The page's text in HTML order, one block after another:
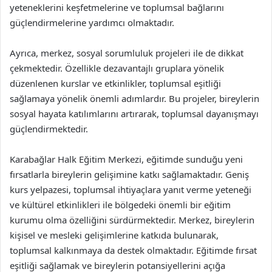
yeteneklerini keşfetmelerine ve toplumsal bağlarını
güçlendirmelerine yardımcı olmaktadır.
Ayrıca, merkez, sosyal sorumluluk projeleri ile de dikkat
çekmektedir. Özellikle dezavantajlı gruplara yönelik
düzenlenen kurslar ve etkinlikler, toplumsal eşitliği
sağlamaya yönelik önemli adımlardır. Bu projeler, bireylerin
sosyal hayata katılımlarını artırarak, toplumsal dayanışmayı
güçlendirmektedir.
Karabağlar Halk Eğitim Merkezi, eğitimde sunduğu yeni
fırsatlarla bireylerin gelişimine katkı sağlamaktadır. Geniş
kurs yelpazesi, toplumsal ihtiyaçlara yanıt verme yeteneği
ve kültürel etkinlikleri ile bölgedeki önemli bir eğitim
kurumu olma özelliğini sürdürmektedir. Merkez, bireylerin
kişisel ve mesleki gelişimlerine katkıda bulunarak,
toplumsal kalkınmaya da destek olmaktadır. Eğitimde fırsat
eşitliği sağlamak ve bireylerin potansiyellerini açığa